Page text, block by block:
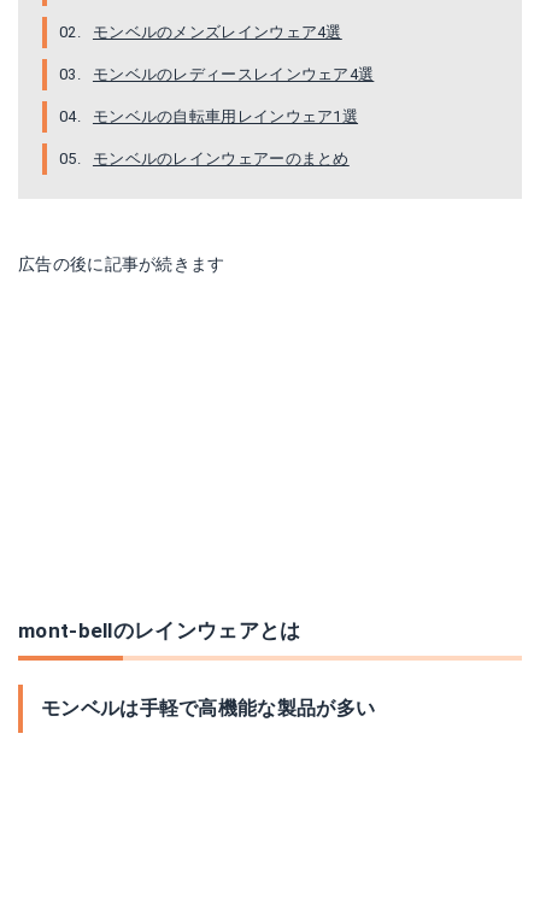
モンベルのメンズレインウェア4選
モンベルのレディースレインウェア4選
モンベルの自転車用レインウェア1選
モンベルのレインウェアーのまとめ
広告の後に記事が続きます
レインハイカー
mont-bellのレインウェアとは
モンベルは手軽で高機能な製品が多い